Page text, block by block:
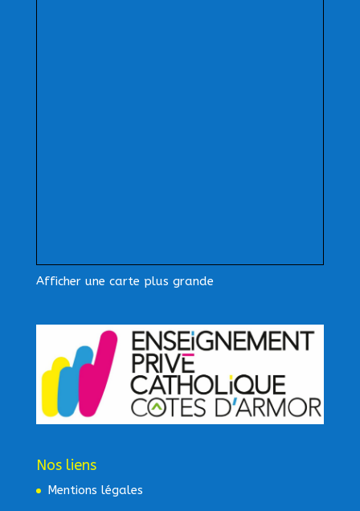
Afficher une carte plus grande
Nos liens
Mentions légales